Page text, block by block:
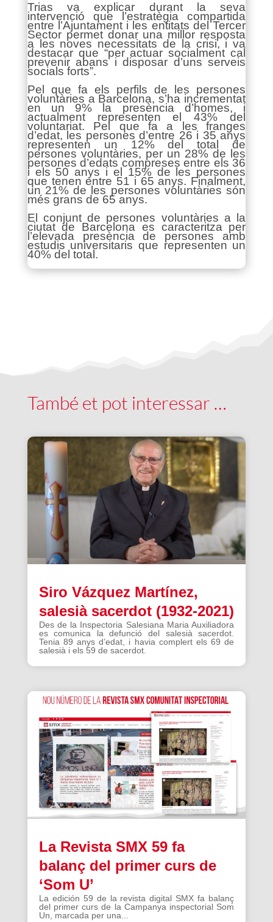
Trias va explicar durant la seva
intervenció que l’estratègia compartida
entre l’Ajuntament i les entitats del Tercer
Sector permet donar una millor resposta
a les noves necessitats de la crisi, i va
destacar que “per actuar socialment cal
prevenir abans i disposar d’uns serveis
socials forts”.
Pel que fa els perfils de les persones
voluntàries a Barcelona, s’ha incrementat
en un 9% la presència d’homes, i
actualment representen el 43% del
voluntariat. Pel que fa a les franges
d’edat, les persones d’entre 26 i 35 anys
representen un 12% del total de
persones voluntàries, per un 28% de les
persones d’edats compreses entre els 36
i els 50 anys i el 15% de les persones
que tenen entre 51 i 65 anys. Finalment,
un 21% de les persones voluntàries són
més grans de 65 anys.
El conjunt de persones voluntàries a la
ciutat de Barcelona es caracteritza per
l’elevada presència de persones amb
estudis universitaris que representen un
40% del total.
També et pot interessar …
Siro Vázquez Martínez,
salesià sacerdot (1932-2021)
Des de la Inspectoria Salesiana Maria Auxiliadora
es comunica la defunció del salesià sacerdot.
Tenia 89 anys d’edat, i havia complert els 69 de
salesià i els 59 de sacerdot.
La Revista SMX 59 fa
balanç del primer curs de
‘Som U’
La edición 59 de la revista digital SMX fa balanç
del primer curs de la Campanya inspectorial Som
Un, marcada per una...